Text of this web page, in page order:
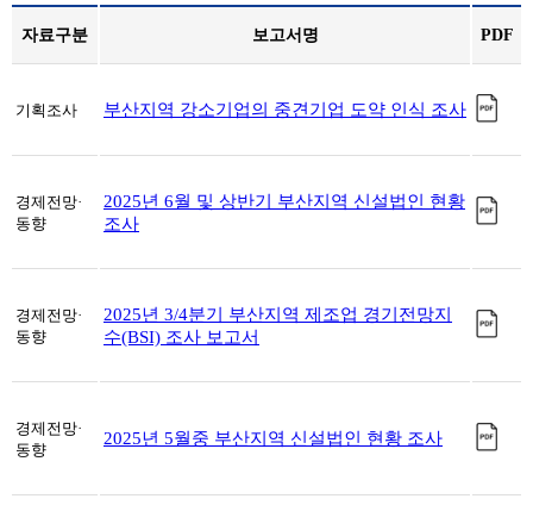
자료구분 보고서명 PDF
기획조사 부산지역 강소기업의 중견기업 도약 인식 조사
경제전망·
동향
2025년 6월 및 상반기 부산지역 신설법인 현황
조사
경제전망·
동향
2025년 3/4분기 부산지역 제조업 경기전망지
수(BSI) 조사 보고서
경제전망·
동향
2025년 5월중 부산지역 신설법인 현황 조사